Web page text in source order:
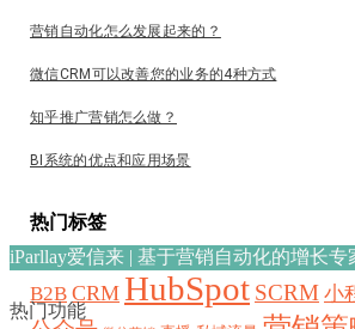
营销自动化怎么发展起来的？
微信CRM可以改善您的业务的4种方式
知乎推广营销怎么做？
BI系统的优点和应用场景
热门标签
B2B CRM HubSpot SCRM 小
iParllay爱信来 | 基于营销自动化的增长专
热门功能